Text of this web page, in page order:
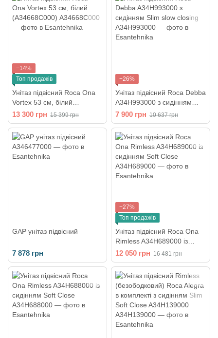
−14%
Топ продажів
Унітаз підвісний Roca Ona
Vortex 53 см, білий
(A34668C000)
13 300 грн 15 399 грн
−26%
Унітаз підвісний Roca Debba
A34H993000 з сидінням
Slim slow closing
7 900 грн 10 637 грн
GAP унітаз підвісний
7 878 грн
−27%
Топ продажів
Унітаз підвісний Roca Ona
Rimless A34H689000 із
сидінням Soft Close
12 050 грн 16 481 грн